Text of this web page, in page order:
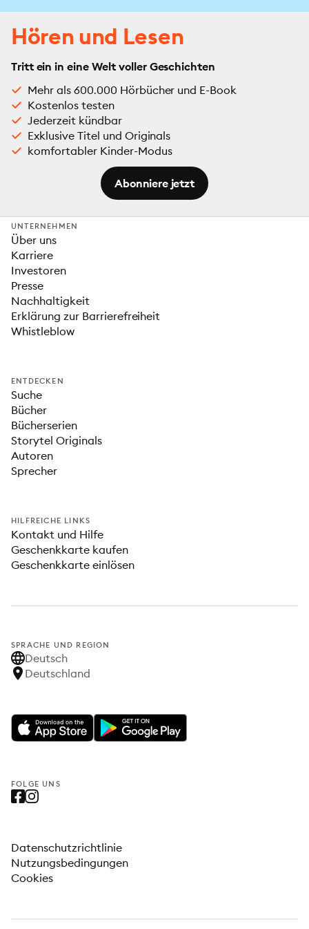
Hören und Lesen
Tritt ein in eine Welt voller Geschichten
Mehr als 600.000 Hörbücher und E-Book
Kostenlos testen
Jederzeit kündbar
Exklusive Titel und Originals
komfortabler Kinder-Modus
Abonniere jetzt
UNTERNEHMEN
Über uns
Karriere
Investoren
Presse
Nachhaltigkeit
Erklärung zur Barrierefreiheit
Whistleblow
ENTDECKEN
Suche
Bücher
Bücherserien
Storytel Originals
Autoren
Sprecher
HILFREICHE LINKS
Kontakt und Hilfe
Geschenkkarte kaufen
Geschenkkarte einlösen
SPRACHE UND REGION
Deutsch
Deutschland
FOLGE UNS
Datenschutzrichtlinie
Nutzungsbedingungen
Cookies